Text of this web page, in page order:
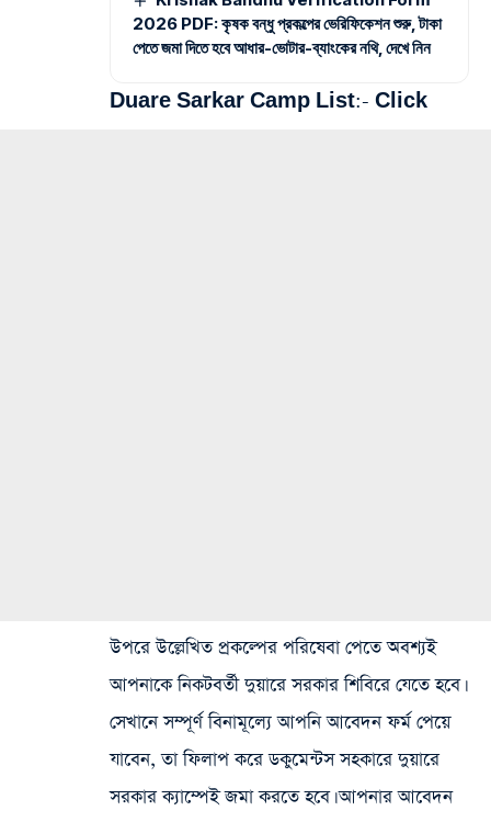
2026 PDF: কৃষক বন্ধু প্রকল্পের ভেরিফিকেশন শুরু, টাকা
পেতে জমা দিতে হবে আধার-ভোটার-ব্যাংকের নথি, দেখে নিন
Duare Sarkar Camp List:- Click
উপরে উল্লেখিত প্রকল্পের পরিষেবা পেতে অবশ্যই
আপনাকে নিকটবর্তী দুয়ারে সরকার শিবিরে যেতে হবে।
সেখানে সম্পূর্ণ বিনামূল্যে আপনি আবেদন ফর্ম পেয়ে
যাবেন, তা ফিলাপ করে ডকুমেন্টস সহকারে দুয়ারে
সরকার ক্যাম্পেই জমা করতে হবে। আপনার আবেদন